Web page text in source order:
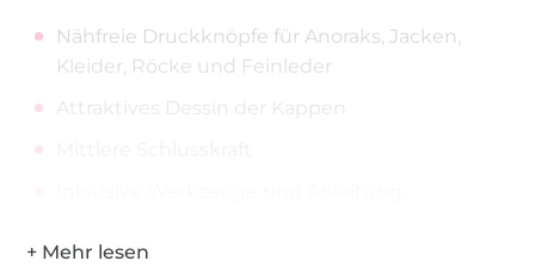
Nähfreie Druckknöpfe für Anoraks, Jacken,
Kleider, Röcke und Feinleder
Attraktives Dessin der Kappen